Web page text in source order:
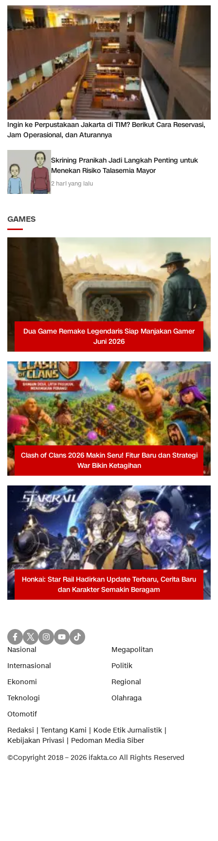
Ingin ke Perpustakaan Jakarta di TIM? Berikut Cara Reservasi,
Jam Operasional, dan Aturannya
Skrining Pranikah Jadi Langkah Penting untuk
Menekan Risiko Talasemia Mayor
2 hari yang lalu
GAMES
Dua Game Remake Legendaris Siap Manjakan Gamer
Juni 2026
Clash of Clans 2026 Makin Seru! Fitur Baru dan Strategi
War Bikin Ketagihan
Honkai: Star Rail Hadirkan Update Terbaru, Cerita Baru
dan Karakter Semakin Beragam
Nasional
Megapolitan
Internasional
Politik
Ekonomi
Regional
Teknologi
Olahraga
Otomotif
Redaksi
Tentang Kami
Kode Etik Jurnalistik
Kebijakan Privasi
Pedoman Media Siber
©Copyright 2018 – 2026 ifakta.co All Rights Reserved